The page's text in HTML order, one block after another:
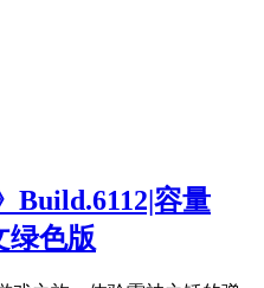
Build.6112|容量
绿色版